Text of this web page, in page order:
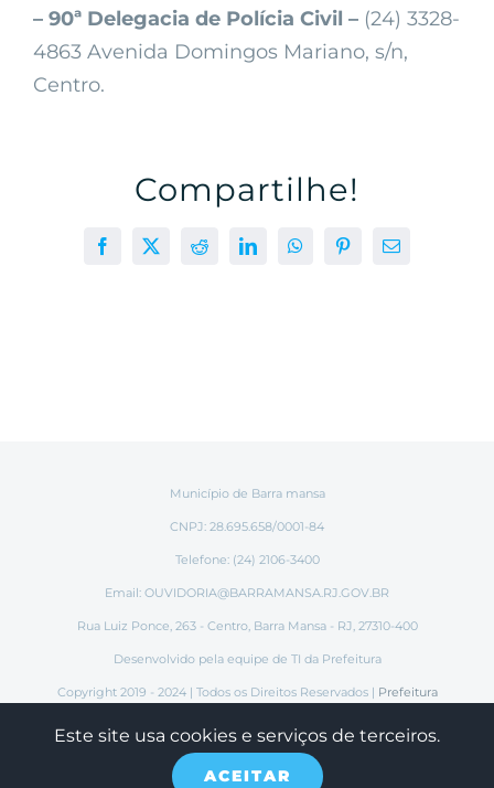
– 90ª Delegacia de Polícia Civil – (24) 3328-
4863 Avenida Domingos Mariano, s/n,
Centro.
Compartilhe!
Facebook
X RedditLinkedInWhatsAppPinterest
E-
Município de Barra mansa
CNPJ: 28.695.658/0001-84
Telefone: (24) 2106-3400
Email: OUVIDORIA@BARRAMANSA.RJ.GOV.BR
Rua Luiz Ponce, 263 - Centro, Barra Mansa - RJ, 27310-400
Desenvolvido pela equipe de TI da Prefeitura
Copyright 2019 - 2024 | Todos os Direitos Reservados | Prefeitura
Municipal de Barra Mansa
Este site usa cookies e serviços de terceiros.
ACEITAR